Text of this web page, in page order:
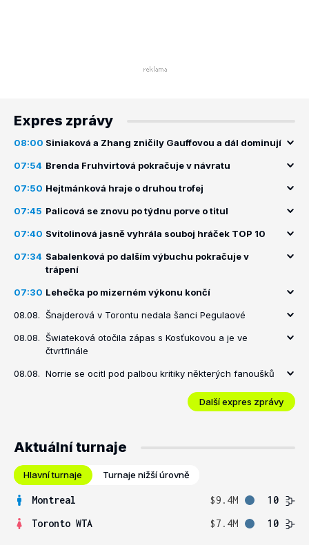
Expres zprávy
08:00 Siniaková a Zhang zničily Gauffovou a dál dominují
07:54 Brenda Fruhvirtová pokračuje v návratu
07:50 Hejtmánková hraje o druhou trofej
07:45 Palicová se znovu po týdnu porve o titul
07:40 Svitolinová jasně vyhrála souboj hráček TOP 10
07:34 Sabalenková po dalším výbuchu pokračuje v
trápení
07:30 Lehečka po mizerném výkonu končí
08.08. Šnajderová v Torontu nedala šanci Pegulaové
08.08. Šwiateková otočila zápas s Kosťukovou a je ve
čtvrtfinále
08.08. Norrie se ocitl pod palbou kritiky některých fanoušků
Další expres zprávy
Aktuální turnaje
Hlavní turnaje Turnaje nižší úrovně
Montreal $9.4M
10
Toronto WTA
$7.4M 10